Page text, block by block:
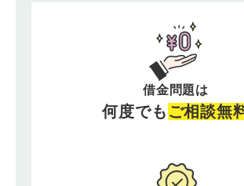
借金問題は
何度でも ご相談無